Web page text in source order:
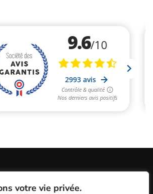
votre vie privée.
Conditions Générales de Vente